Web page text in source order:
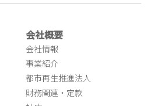
会社概要
会社情報
事業紹介
都市再生推進法人
財務関連・定款